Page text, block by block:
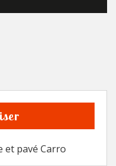
et pavé Carro